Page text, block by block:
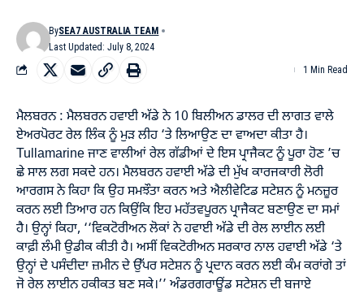
Last Updated: July 8, 2024
BySEA7 AUSTRALIA TEAM
1 Min Read
ਮੈਲਬਰਨ : ਮੈਲਬਰਨ ਹਵਾਈ ਅੱਡੇ ਨੇ 10 ਬਿਲੀਅਨ ਡਾਲਰ ਦੀ ਲਾਗਤ ਵਾਲੇ
ਏਅਰਪੋਰਟ ਰੇਲ ਲਿੰਕ ਨੂੰ ਮੁੜ ਲੀਹ ‘ਤੇ ਲਿਆਉਣ ਦਾ ਵਾਅਦਾ ਕੀਤਾ ਹੈ।
Tullamarine ਜਾਣ ਵਾਲੀਆਂ ਰੇਲ ਗੱਡੀਆਂ ਦੇ ਇਸ ਪ੍ਰਾਜੈਕਟ ਨੂੰ ਪੂਰਾ ਹੋਣ ’ਚ
ਛੇ ਸਾਲ ਲਗ ਸਕਦੇ ਹਨ। ਮੈਲਬਰਨ ਹਵਾਈ ਅੱਡੇ ਦੀ ਮੁੱਖ ਕਾਰਜਕਾਰੀ ਲੋਰੀ
ਆਰਗਸ ਨੇ ਕਿਹਾ ਕਿ ਉਹ ਸਮਝੌਤਾ ਕਰਨ ਅਤੇ ਐਲੀਵੇਟਿਡ ਸਟੇਸ਼ਨ ਨੂੰ ਮਨਜ਼ੂਰ
ਕਰਨ ਲਈ ਤਿਆਰ ਹਨ ਕਿਉਂਕਿ ਇਹ ਮਹੱਤਵਪੂਰਨ ਪ੍ਰਾਜੈਕਟ ਬਣਾਉਣ ਦਾ ਸਮਾਂ
ਹੈ। ਉਨ੍ਹਾਂ ਕਿਹਾ, ‘‘ਵਿਕਟੋਰੀਅਨ ਲੋਕਾਂ ਨੇ ਹਵਾਈ ਅੱਡੇ ਦੀ ਰੇਲ ਲਾਈਨ ਲਈ
ਕਾਫ਼ੀ ਲੰਮੀ ਉਡੀਕ ਕੀਤੀ ਹੈ। ਅਸੀਂ ਵਿਕਟੋਰੀਅਨ ਸਰਕਾਰ ਨਾਲ ਹਵਾਈ ਅੱਡੇ ‘ਤੇ
ਉਨ੍ਹਾਂ ਦੇ ਪਸੰਦੀਦਾ ਜ਼ਮੀਨ ਦੇ ਉੱਪਰ ਸਟੇਸ਼ਨ ਨੂੰ ਪ੍ਰਦਾਨ ਕਰਨ ਲਈ ਕੰਮ ਕਰਾਂਗੇ ਤਾਂ
ਜੋ ਰੇਲ ਲਾਈਨ ਹਕੀਕਤ ਬਣ ਸਕੇ।’’ ਅੰਡਰਗਰਾਊਂਡ ਸਟੇਸ਼ਨ ਦੀ ਬਜਾਏ